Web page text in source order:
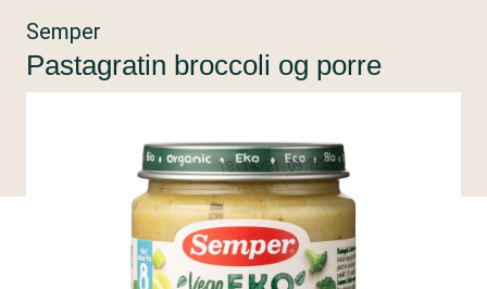
Semper
Pastagratin broccoli og porre